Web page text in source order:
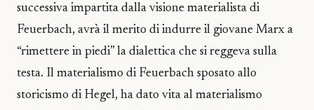
successiva impartita dalla visione materialista di
Feuerbach, avrà il merito di indurre il giovane Marx a
“rimettere in piedi” la dialettica che si reggeva sulla
testa. Il materialismo di Feuerbach sposato allo
storicismo di Hegel, ha dato vita al materialismo